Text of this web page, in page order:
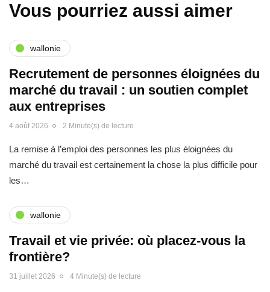
Vous pourriez aussi aimer
wallonie
Recrutement de personnes éloignées du
marché du travail : un soutien complet
aux entreprises
4 août 2026 2 Minute(s) de lecture
La remise à l’emploi des personnes les plus éloignées du
marché du travail est certainement la chose la plus difficile pour
les…
wallonie
Travail et vie privée: où placez-vous la
frontière?
31 juillet 2026 4 Minute(s) de lecture